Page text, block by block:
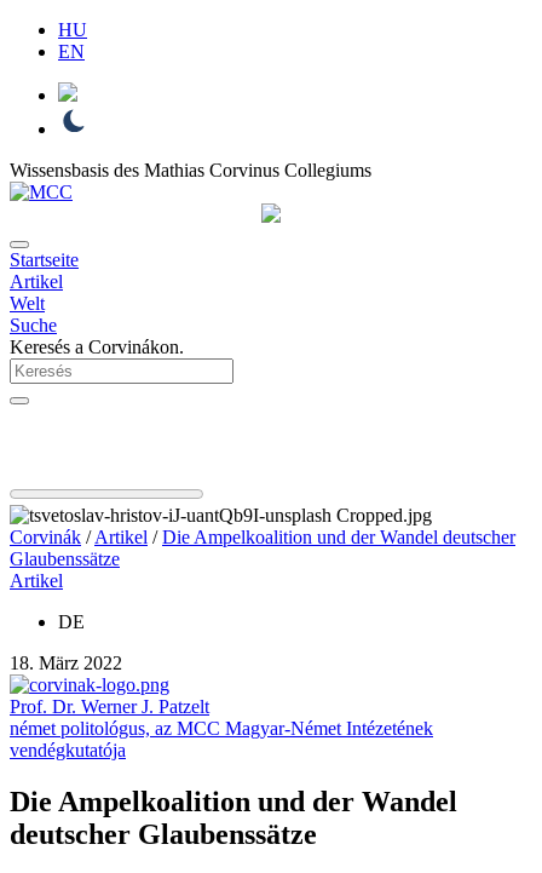
HU
EN
Wissensbasis des Mathias Corvinus Collegiums
Startseite
Artikel
Welt
Suche
Keresés a Corvinákon.
Corvinák /Artikel /Die Ampelkoalition und der Wandel deutscher
Glaubenssätze
Artikel
DE
18. März 2022
Prof. Dr. Werner J. Patzelt
német politológus, az MCC Magyar-Német Intézetének
vendégkutatója
Die Ampelkoalition und der Wandel
deutscher Glaubenssätze